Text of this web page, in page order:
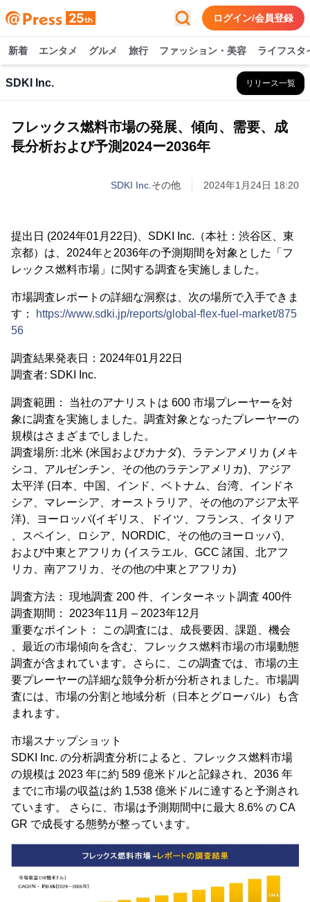
ログイン/会員登録
新着 エンタメ グルメ 旅行 ファッション・美容 ライフスタ
SDKI Inc. リリース一覧
フレックス燃料市場の発展、傾向、需要、成
長分析および予測2024ー2036年
SDKI Inc. その他 2024年1月24日 18:20
提出日 (2024年01月22日)、SDKI Inc.（本社：渋谷区、東
京都）は、2024年と2036年の予測期間を対象とした「フ
レックス燃料市場」に関する調査を実施しました。
市場調査レポートの詳細な洞察は、次の場所で入手できま
す：
https://www.sdki.jp/reports/global-flex-fuel-market/875
56
調査結果発表日：2024年01月22日
調査者: SDKI Inc.
調査範囲： 当社のアナリストは 600 市場プレーヤーを対
象に調査を実施しました。調査対象となったプレーヤーの
規模はさまざまでしました。
調査場所: 北米 (米国およびカナダ)、ラテンアメリカ (メキ
シコ、アルゼンチン、その他のラテンアメリカ)、アジア
太平洋 (日本、中国、インド、ベトナム、台湾、インドネ
シア、マレーシア、オーストラリア、その他のアジア太平
洋)、ヨーロッパ(イギリス、ドイツ、フランス、イタリア
、スペイン、ロシア、NORDIC、その他のヨーロッパ)、
および中東とアフリカ (イスラエル、GCC 諸国、北アフ
リカ、南アフリカ、その他の中東とアフリカ)
調査方法： 現地調査 200 件、インターネット調査 400件
調査期間： 2023年11月 – 2023年12月
重要なポイント： この調査には、成長要因、課題、機会
、最近の市場傾向を含む、フレックス燃料市場の市場動態
調査が含まれています。さらに、この調査では、市場の主
要プレーヤーの詳細な競争分析が分析されました。市場調
査には、市場の分割と地域分析（日本とグローバル）も含
まれます。
市場スナップショット
SDKI Inc. の分析調査分析によると、フレックス燃料市場
の規模は 2023 年に約 589 億米ドルと記録され、2036 年
までに市場の収益は約 1,538 億米ドルに達すると予測され
ています。 さらに、市場は予測期間中に最大 8.6% の CA
GR で成長する態勢が整っています。